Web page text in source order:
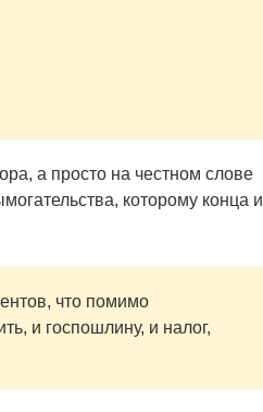
а просто на честном слове
которому конца и
что помимо
и госпошлину, и налог,